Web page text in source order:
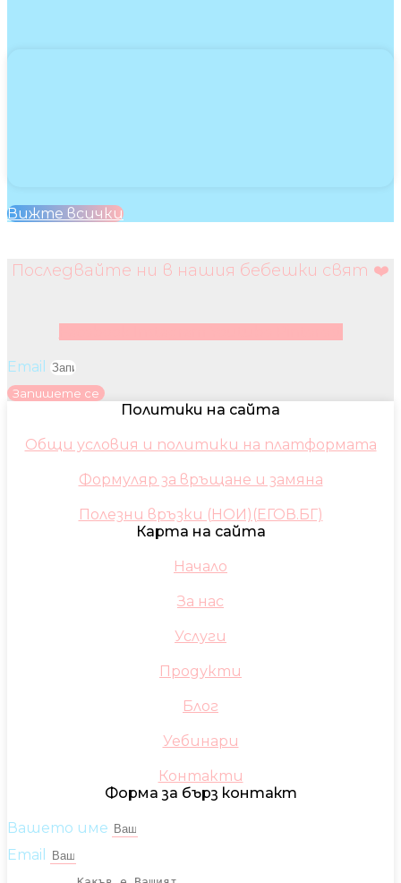
Вижте всички
Последвайте ни в нашия бебешки свят ❤️
Email
Запишете се
Политики на сайта
Общи условия и политики на платформата
Формуляр за връщане и замяна
Полезни връзки (НОИ)(ЕГОВ.БГ)
Карта на сайта
Начало
За нас
Услуги
Продукти
Блог
Уебинари
Контакти
Форма за бърз контакт
Вашето име
Email